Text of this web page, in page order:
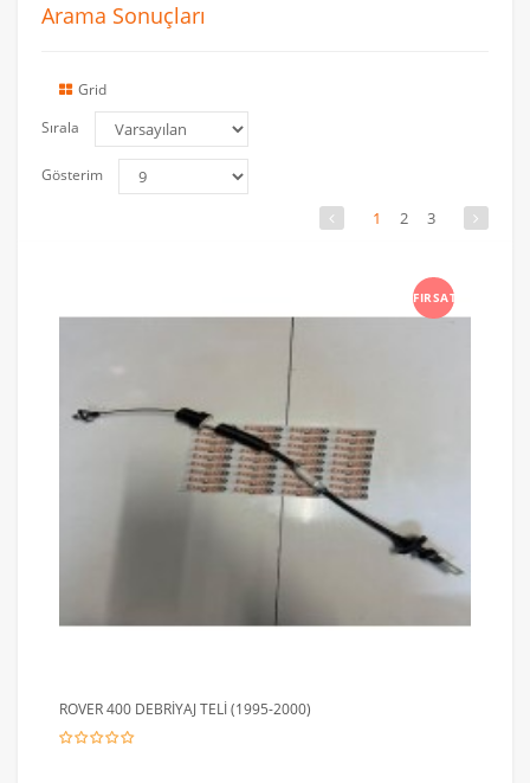
Arama Sonuçları
Grid
Sırala
Gösterim
1 2 3
FIRSAT
ROVER 400 DEBRİYAJ TELİ (1995-2000)